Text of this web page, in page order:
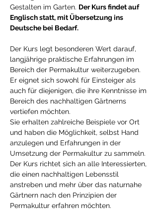
Gestalten im Garten. Der Kurs findet auf
Englisch statt, mit Übersetzung ins
Deutsche bei Bedarf.
Der Kurs legt besonderen Wert darauf,
langjährige praktische Erfahrungen im
Bereich der Permakultur weiterzugeben.
Er eignet sich sowohl für Einsteiger als
auch für diejenigen, die ihre Kenntnisse im
Bereich des nachhaltigen Gärtnerns
vertiefen möchten.
Sie erhalten zahlreiche Beispiele vor Ort
und haben die Möglichkeit, selbst Hand
anzulegen und Erfahrungen in der
Umsetzung der Permakultur zu sammeln.
Der Kurs richtet sich an alle Interessierten,
die einen nachhaltigen Lebensstil
anstreben und mehr über das naturnahe
Gärtnern nach den Prinzipien der
Permakultur erfahren möchten.